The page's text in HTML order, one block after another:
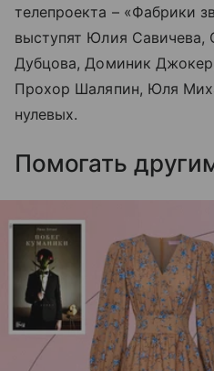
телепроекта – «Фабрики
выступят Юлия Савичева,
Дубцова, Доминик
Прохор Шаляпин, Юля
нулевых.
Помогать